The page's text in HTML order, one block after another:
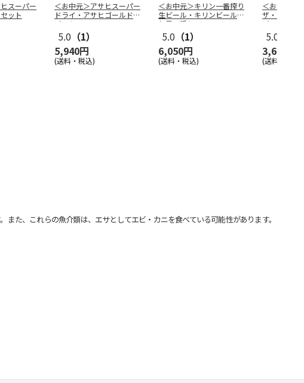
スーパー
ット
＜お中元＞アサヒスーパー
ドライ・アサヒゴールドダ
ブルセット
5.0 （1）
5,940円
(送料・税込)
＜お中元＞キリン一番搾り
生ビール・キリンビール晴
れ風２種セ
5.0 （1）
6,050円
(送料・税込)
＜お中元
ザ・プレミ
ビ－ルセッ
5.0
3,680円
(送料・税込)
た、これらの魚介類は、エサとしてエビ・カニを食べている可能性があります。